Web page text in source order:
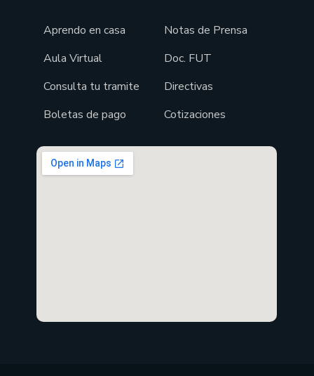
Aprendo en casa
Aula Virtual
Consulta tu tramite
Boletas de pago
Notas de Prensa
Doc. FUT
Directivas
Cotizaciones